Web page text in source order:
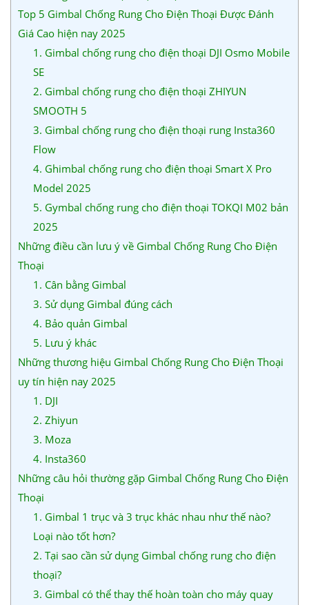
Top 5 Gimbal Chống Rung Cho Điện Thoại Được Đánh
Giá Cao hiện nay 2025
1. Gimbal chống rung cho điện thoại DJI Osmo Mobile
SE
2. Gimbal chống rung cho điện thoại ZHIYUN
SMOOTH 5
3. Gimbal chống rung cho điện thoại rung Insta360
Flow
4. Ghimbal chống rung cho điện thoại Smart X Pro
Model 2025
5. Gymbal chống rung cho điện thoại TOKQI M02 bản
2025
Những điều cần lưu ý về Gimbal Chống Rung Cho Điện
Thoại
1. Cân bằng Gimbal
3. Sử dụng Gimbal đúng cách
4. Bảo quản Gimbal
5. Lưu ý khác
Những thương hiệu Gimbal Chống Rung Cho Điện Thoại
uy tín hiện nay 2025
1. DJI
2. Zhiyun
3. Moza
4. Insta360
Những câu hỏi thường gặp Gimbal Chống Rung Cho Điện
Thoại
1. Gimbal 1 trục và 3 trục khác nhau như thế nào?
Loại nào tốt hơn?
2. Tại sao cần sử dụng Gimbal chống rung cho điện
thoại?
3. Gimbal có thể thay thế hoàn toàn cho máy quay